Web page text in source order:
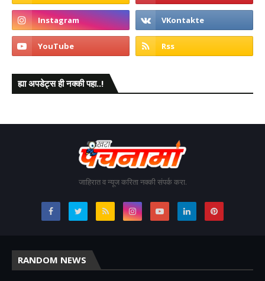
ह्या अपडेट्स ही नक्की पहा..!
जाहिरात व न्यूज करिता नक्की संपर्क करा.
RANDOM NEWS